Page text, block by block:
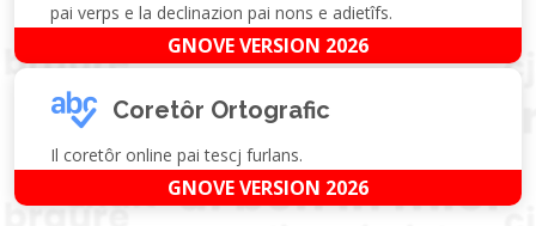
pai verps e la declinazion pai nons e adietîfs.
GNOVE VERSION 2026
Coretôr Ortografic
Il coretôr online pai tescj furlans.
GNOVE VERSION 2026